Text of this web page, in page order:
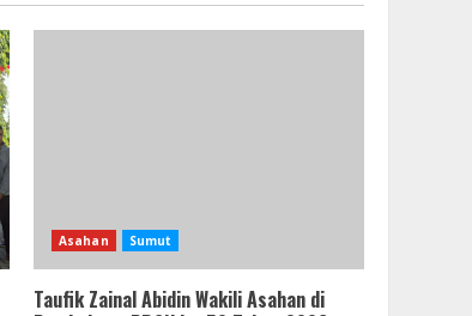
Asahan Sumut
Taufik Zainal Abidin Wakili Asahan di